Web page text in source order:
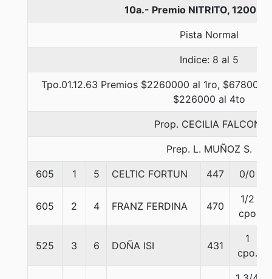
10a.- Premio NITRITO, 1200
Pista Normal
Indice: 8 al 5
Tpo.01.12.63 Premios $2260000 al 1ro,
$226000 al 4to
Prop. CECILIA FALCONI
Prep. L. MUÑOZ S.
605 1 5 CELTIC FORTUN 447 0/0
605 2 4 FRANZ FERDINA 470
1/2
cpo
525 3 6 DOÑA ISI 431
1
cpo.